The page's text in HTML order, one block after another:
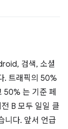
검색, 소셜
. 트래픽의 50%
50% 는 기준 페
B 모두 일일 클
니다. 앞서 언급